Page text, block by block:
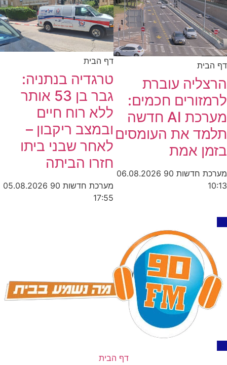
דף הבית
הרצליה עוברת
לרמזורים חכמים:
מערכת AI חדשה
תלמד את העומסים
בזמן אמת
מערכת חדשות 90
06.08.2026
10:13
דף הבית
טרגדיה בנתניה:
גבר בן 53 אותר
ללא רוח חיים
ובמצב ריקבון –
לאחר שבני ביתו
חזרו הביתה
מערכת חדשות 90
05.08.2026
17:55
דף הבית